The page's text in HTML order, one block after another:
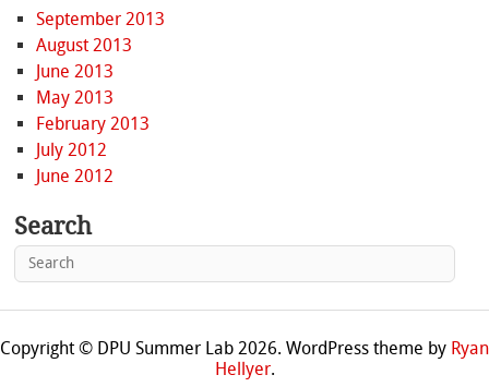
September 2013
August 2013
June 2013
May 2013
February 2013
July 2012
June 2012
Search
Copyright © DPU Summer Lab 2026. WordPress theme by Ryan
Hellyer.